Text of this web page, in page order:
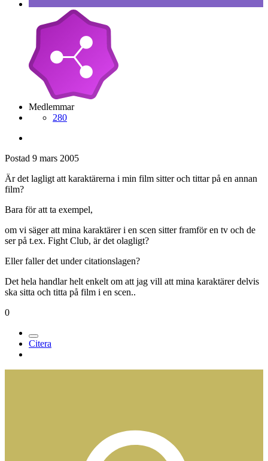
Medlemmar
280
Postad 9 mars 2005
Är det lagligt att karaktärerna i min film sitter och tittar på en annan
film?
Bara för att ta exempel,
om vi säger att mina karaktärer i en scen sitter framför en tv och de
ser på t.ex. Fight Club, är det olagligt?
Eller faller det under citationslagen?
Det hela handlar helt enkelt om att jag vill att mina karaktärer delvis
ska sitta och titta på film i en scen..
0
Citera